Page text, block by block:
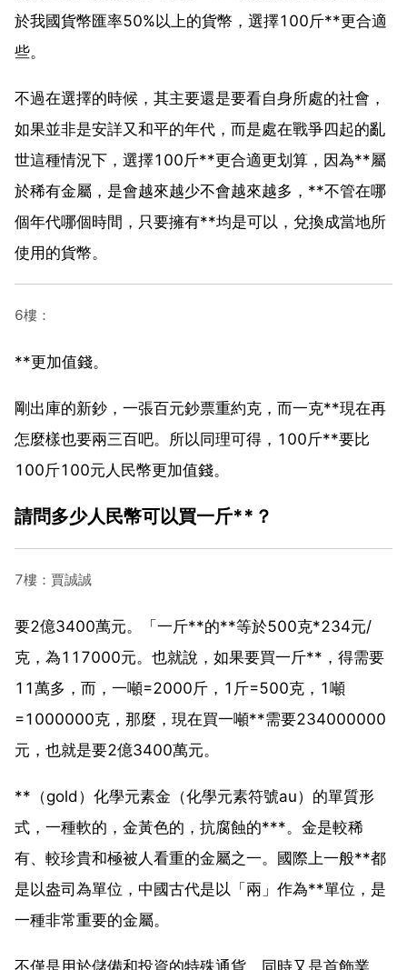
於我國貨幣匯率50%以上的貨幣，選擇100斤**更合適
些。
不過在選擇的時候，其主要還是要看自身所處的社會，
如果並非是安詳又和平的年代，而是處在戰爭四起的亂
世這種情況下，選擇100斤**更合適更划算，因為**屬
於稀有金屬，是會越來越少不會越來越多，**不管在哪
個年代哪個時間，只要擁有**均是可以，兌換成當地所
使用的貨幣。
6樓：
**更加值錢。
剛出庫的新鈔，一張百元鈔票重約克，而一克**現在再
怎麼樣也要兩三百吧。所以同理可得，100斤**要比
100斤100元人民幣更加值錢。
請問多少人民幣可以買一斤**？
7樓：賈誠誠
要2億3400萬元。「一斤**的**等於500克*234元/
克，為117000元。也就說，如果要買一斤**，得需要
11萬多，而，一噸=2000斤，1斤=500克，1噸
=1000000克，那麼，現在買一噸**需要234000000
元，也就是要2億3400萬元。
**（gold）化學元素金（化學元素符號au）的單質形
式，一種軟的，金黃色的，抗腐蝕的***。金是較稀
有、較珍貴和極被人看重的金屬之一。國際上一般**都
是以盎司為單位，中國古代是以「兩」作為**單位，是
一種非常重要的金屬。
不僅是用於儲備和投資的特殊通貨，同時又是首飾業、